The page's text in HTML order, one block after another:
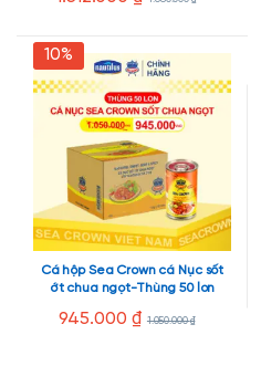
10%
Cá hộp Sea Crown cá Nục sốt
ớt chua ngọt-Thùng 50 lon
945.000 ₫ 1.050.000₫